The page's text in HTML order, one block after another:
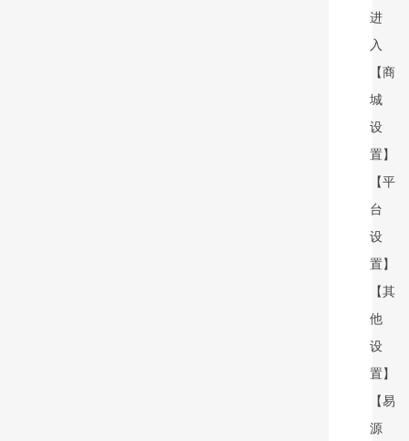
进
入
【商
城
设
置】
【平
台
设
置】
【其
他
设
置】
【易
源